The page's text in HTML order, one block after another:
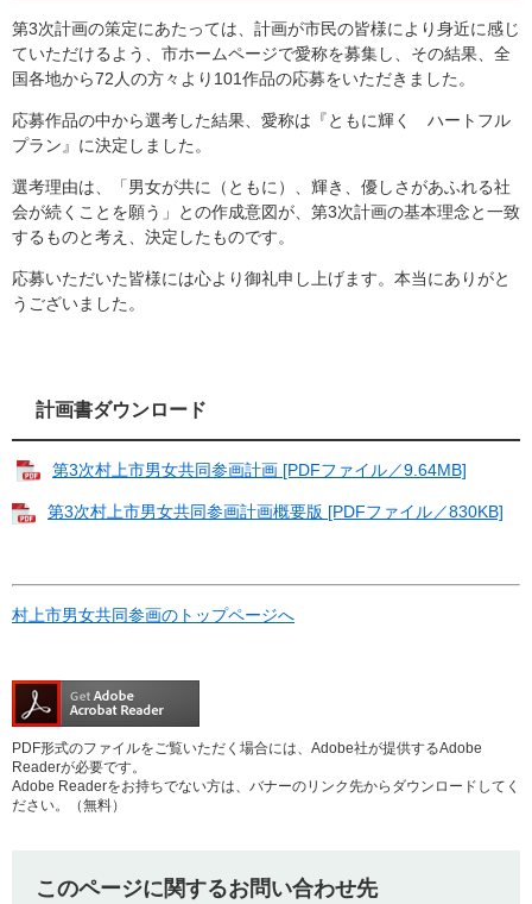
第3次計画の策定にあたっては、計画が市民の皆様により身近に感じ
ていただけるよう、市ホームページで愛称を募集し、その結果、全
国各地から72人の方々より101作品の応募をいただきました。
応募作品の中から選考した結果、愛称は『ともに輝く ハートフル
プラン』に決定しました。
選考理由は、「男女が共に（ともに）、輝き、優しさがあふれる社
会が続くことを願う」との作成意図が、第3次計画の基本理念と一致
するものと考え、決定したものです。
応募いただいた皆様には心より御礼申し上げます。本当にありがと
うございました。
計画書ダウンロード
第3次村上市男女共同参画計画 [PDFファイル／9.64MB]
第3次村上市男女共同参画計画概要版 [PDFファイル／830KB]
村上市男女共同参画のトップページへ
PDF形式のファイルをご覧いただく場合には、Adobe社が提供するAdobe
Readerが必要です。
Adobe Readerをお持ちでない方は、バナーのリンク先からダウンロードしてく
ださい。（無料）
このページに関するお問い合わせ先